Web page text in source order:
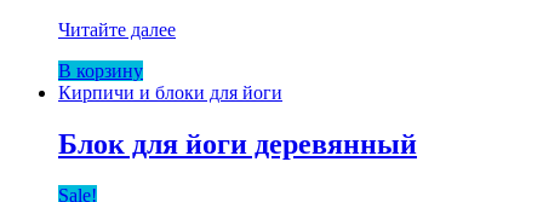
Кирпич
йоги
из
пены
Читайте далее
В корзину
Кирпичи и блоки для йоги
Блок для йоги деревянный
Sale!